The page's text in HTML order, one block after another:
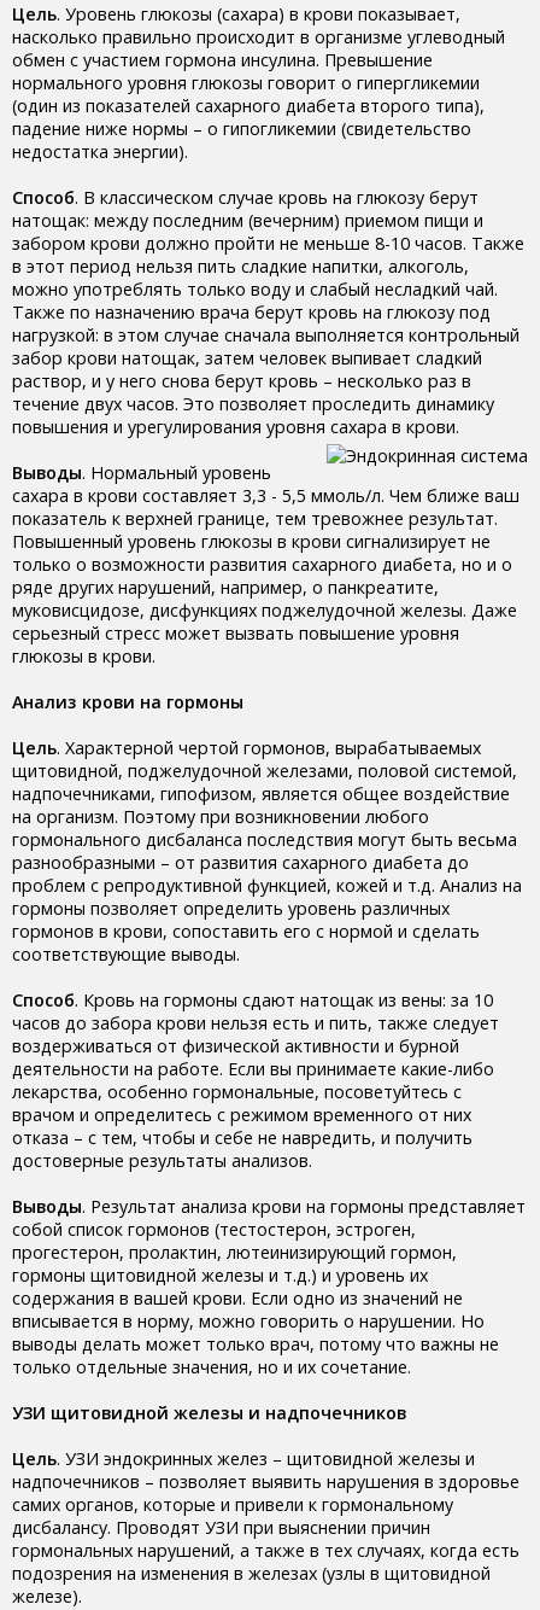
Цель. Уровень глюкозы (сахара) в крови показывает,
насколько правильно происходит в организме углеводный
обмен с участием гормона инсулина. Превышение
нормального уровня глюкозы говорит о гипергликемии
(один из показателей сахарного диабета второго типа),
падение ниже нормы – о гипогликемии (свидетельство
недостатка энергии).
Способ. В классическом случае кровь на глюкозу берут
натощак: между последним (вечерним) приемом пищи и
забором крови должно пройти не меньше 8-10 часов. Также
в этот период нельзя пить сладкие напитки, алкоголь,
можно употреблять только воду и слабый несладкий чай.
Также по назначению врача берут кровь на глюкозу под
нагрузкой: в этом случае сначала выполняется контрольный
забор крови натощак, затем человек выпивает сладкий
раствор, и у него снова берут кровь – несколько раз в
течение двух часов. Это позволяет проследить динамику
повышения и урегулирования уровня сахара в крови.
Выводы. Нормальный уровень
сахара в крови составляет 3,3 - 5,5 ммоль/л. Чем ближе ваш
показатель к верхней границе, тем тревожнее результат.
Повышенный уровень глюкозы в крови сигнализирует не
только о возможности развития сахарного диабета, но и о
ряде других нарушений, например, о панкреатите,
муковисцидозе, дисфункциях поджелудочной железы. Даже
серьезный стресс может вызвать повышение уровня
глюкозы в крови.
Анализ крови на гормоны
Цель. Характерной чертой гормонов, вырабатываемых
щитовидной, поджелудочной железами, половой системой,
надпочечниками, гипофизом, является общее воздействие
на организм. Поэтому при возникновении любого
гормонального дисбаланса последствия могут быть весьма
разнообразными – от развития сахарного диабета до
проблем с репродуктивной функцией, кожей и т.д. Анализ на
гормоны позволяет определить уровень различных
гормонов в крови, сопоставить его с нормой и сделать
соответствующие выводы.
Способ. Кровь на гормоны сдают натощак из вены: за 10
часов до забора крови нельзя есть и пить, также следует
воздерживаться от физической активности и бурной
деятельности на работе. Если вы принимаете какие-либо
лекарства, особенно гормональные, посоветуйтесь с
врачом и определитесь с режимом временного от них
отказа – с тем, чтобы и себе не навредить, и получить
достоверные результаты анализов.
Выводы. Результат анализа крови на гормоны представляет
собой список гормонов (тестостерон, эстроген,
прогестерон, пролактин, лютеинизирующий гормон,
гормоны щитовидной железы и т.д.) и уровень их
содержания в вашей крови. Если одно из значений не
вписывается в норму, можно говорить о нарушении. Но
выводы делать может только врач, потому что важны не
только отдельные значения, но и их сочетание.
УЗИ щитовидной железы и надпочечников
Цель. УЗИ эндокринных желез – щитовидной железы и
надпочечников – позволяет выявить нарушения в здоровье
самих органов, которые и привели к гормональному
дисбалансу. Проводят УЗИ при выяснении причин
гормональных нарушений, а также в тех случаях, когда есть
подозрения на изменения в железах (узлы в щитовидной
железе).